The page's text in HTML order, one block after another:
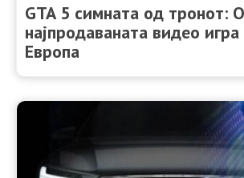
GTA 5 симната од тронот:
најпродаваната видео игра
Европа